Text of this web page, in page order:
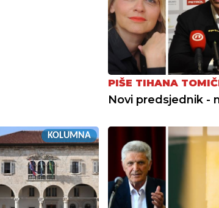
PIŠE TIHANA
Novi predsjednik -
KOLUMNA